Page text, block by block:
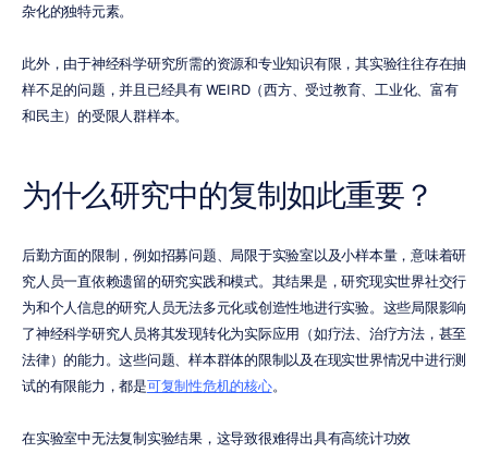
杂化的独特元素。
此外，由于神经科学研究所需的资源和专业知识有限，其实验往往存在抽
样不足的问题，并且已经具有 WEIRD（西方、受过教育、工业化、富有
和民主）的受限人群样本。
为什么研究中的复制如此重要？
后勤方面的限制，例如招募问题、局限于实验室以及小样本量，意味着研
究人员一直依赖遗留的研究实践和模式。其结果是，研究现实世界社交行
为和个人信息的研究人员无法多元化或创造性地进行实验。这些局限影响
了神经科学研究人员将其发现转化为实际应用（如疗法、治疗方法，甚至
法律）的能力。这些问题、样本群体的限制以及在现实世界情况中进行测
试的有限能力，都是可复制性危机的核心。
在实验室中无法复制实验结果，这导致很难得出具有高统计功效